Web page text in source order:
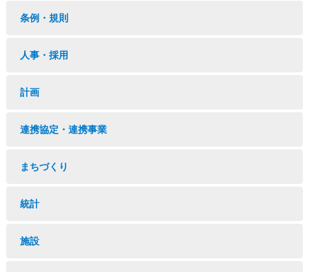
条例・規則
人事・採用
計画
連携協定・連携事業
まちづくり
統計
施設